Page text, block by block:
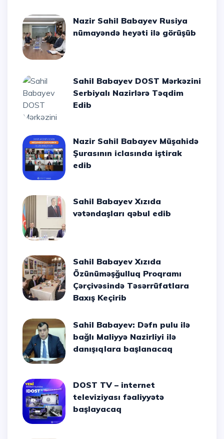
Nazir Sahil Babayev Rusiya
nümayəndə heyəti ilə görüşüb
Sahil Babayev DOST Mərkəzini
Serbiyalı Nazirlərə Təqdim
Edib
Nazir Sahil Babayev Müşahidə
Şurasının iclasında iştirak
edib
Sahil Babayev Xızıda
vətəndaşları qəbul edib
Sahil Babayev Xızıda
Özünüməşğulluq Proqramı
Çərçivəsində Təsərrüfatlara
Baxış Keçirib
Sahil Babayev: Dəfn pulu ilə
bağlı Maliyyə Nazirliyi ilə
danışıqlara başlanacaq
DOST TV – internet
televiziyası fəaliyyətə
başlayacaq